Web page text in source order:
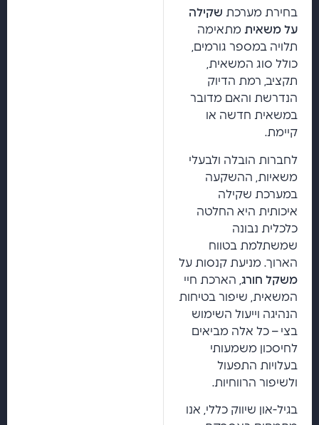
בחירת מערכת שקילה
על משאית מתאימה
תלויה במספר גורמים,
כולל סוג המשאית,
תקציב, רמת הדיוק
הנדרשת והאם מדובר
במשאית חדשה או
קיימת.
לחברות הובלה ולבעלי
משאיות, ההשקעה
במערכת שקילה
איכותית היא החלטה
כלכלית נבונה
שמשתלמת בטווח
הארוך. מניעת קנסות על
משקל חורג , הארכת חיי
המשאית, שיפור בטיחות
הנהיגה וייעול השימוש
בצי – כל אלה מביאים
לחיסכון משמעותי
בעלויות התפעול
ולשיפור הרווחיות.
בגיל-און שיווק כללי, אנו